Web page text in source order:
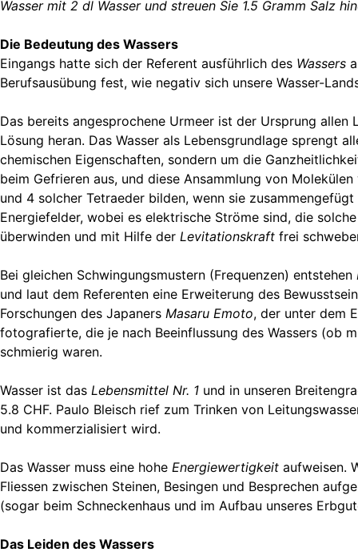
Wasser mit 2 dl Wasser und streuen Sie 1.5 Gramm Salz
Die Bedeutung des Wassers
Eingangs hatte sich der Referent ausführlich des Wassers
Berufsausübung fest, wie negativ sich unsere Wasser-
Das bereits angesprochene Urmeer ist der Ursprung
Lösung heran. Das Wasser als Lebensgrundlage sprengt
chemischen Eigenschaften, sondern um die
beim Gefrieren aus, und diese Ansammlung von
und 4 solcher Tetraeder bilden, wenn sie
Energiefelder, wobei es elektrische Ströme sind, die
überwinden und mit Hilfe der Levitationskraft frei
Bei gleichen Schwingungsmustern (Frequenzen) entstehen
und laut dem Referenten eine Erweiterung des
Forschungen des Japaners Masaru Emoto, der unter dem
fotografierte, die je nach Beeinflussung des Wassers (ob
schmierig waren.
Wasser ist das Lebensmittel Nr. 1 und in unseren
5.8 CHF. Paulo Bleisch rief zum Trinken von
und kommerzialisiert wird.
Das Wasser muss eine hohe Energiewertigkeit aufweisen.
Fliessen zwischen Steinen, Besingen und Besprechen
(sogar beim Schneckenhaus und im Aufbau unseres
Das Leiden des Wassers